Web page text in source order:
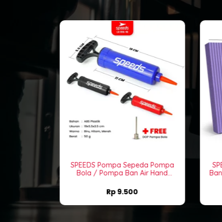
SPEEDS Pompa Sepeda Pompa
Bola / Pompa Ban Air Hand
Angin 016-16
Rp9.500
Penahan
022-2B